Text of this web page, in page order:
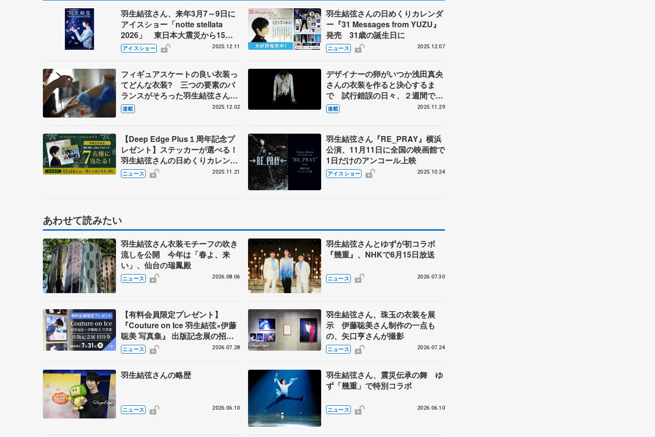
羽生結弦さん、来年3月7～9日に
アイスショー「notte stellata
2026」 東日本大震災から15
年、メンテナンス期間経て銀盤に
復帰へ
アイスショー 2025.12.11
羽生結弦さんの日めくりカレンダ
ー『31 Messages from YUZU』
発売 31歳の誕生日に
ニュース 2025.12.07
フィギュアスケートの良い衣装っ
てどんな衣装? 三つの要素のバ
ランスがそろった羽生結弦さんの
『ボレロ』 伊藤聡美さんに聞く
（中）
連載 2025.12.02
デザイナーの卵がいつか浅田真央
さんの衣装を作ると決心するま
で 試行錯誤の日々、２週間で仕
上げた羽生結弦さんの『オペラ座
の怪人』 伊藤聡美さんインタビ
連載 2025.11.29
【Deep Edge Plus１周年記念プ
レゼント】ステッカーが選べる！
羽生結弦さんの日めくりカレンダ
ー『31 Messages from YUZU』
を7名様に！
ニュース 2025.11.21
羽生結弦さん『RE_PRAY』横浜
公演、11月11日に全国の映画館で
1日だけのアンコール上映
アイスショー 2025.10.24
あわせて読みたい
羽生結弦さん衣装モチーフの吹き
流しを公開 今年は「春よ、来
い」、仙台の瑞鳳殿
ニュース 2026.08.06
羽生結弦さんとゆずが初コラボ
『幾重』、NHKで8月15日放送
ニュース 2026.07.30
【有料会員限定プレゼント】
『Couture on Ice 羽生結弦×伊藤
聡美 写真集』 出版記念展の招待
券を5名様に
ニュース 2026.07.28
羽生結弦さん、珠玉の衣装を展
示 伊藤聡美さん制作の一点も
の、矢口亨さんが撮影
ニュース 2026.07.24
羽生結弦さんの略歴
ニュース 2026.06.10
羽生結弦さん、震災伝承の舞 ゆ
ず「幾重」で特別コラボ
ニュース 2026.06.10